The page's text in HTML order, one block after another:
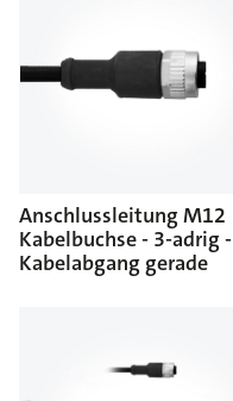
Anschlussleitung M12
Kabelbuchse - 3-adrig -
Kabelabgang gerade